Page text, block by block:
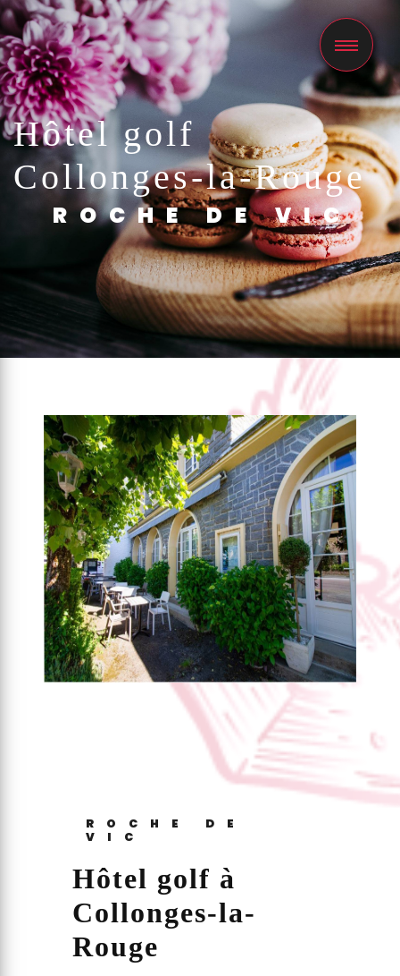
Hôtel golf
Collonges-la-Rouge
ROCHE DE VIC
ROCHE DE
VIC
Hôtel golf à
Collonges-la-
Rouge
Panneau de gestion des cookies